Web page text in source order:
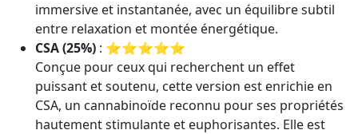
immersive et instantanée, avec un équilibre subtil
entre relaxation et montée énergétique.
CSA (25%) : ⭐⭐⭐⭐⭐
Conçue pour ceux qui recherchent un effet
puissant et soutenu, cette version est enrichie en
CSA, un cannabinoïde reconnu pour ses propriétés
hautement stimulante et euphorisantes. Elle est